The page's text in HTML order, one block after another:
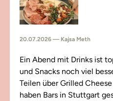
20.07.2026 — Kajsa Meth
Ein Abend mit Drinks ist
und Snacks noch viel
Teilen über Grilled
haben Bars in Stuttgart